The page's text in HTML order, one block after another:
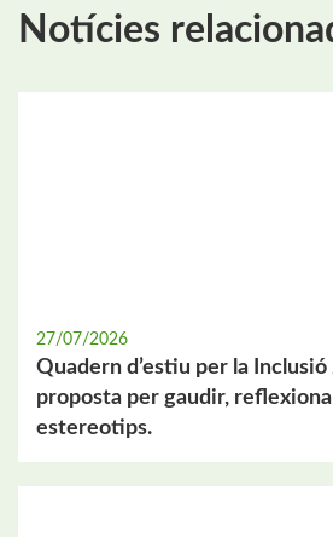
Notícies
27/07/2026
Quadern d’estiu per la Inclusió
proposta per gaudir,
estereotips.